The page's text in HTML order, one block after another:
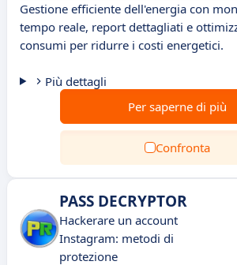
Gestione efficiente dell'energia con
tempo reale, report dettagliati e
consumi per ridurre i costi energetici.
Più dettagli
Per saperne di più
Confronta
PASS DECRYPTOR
Hackerare un account
Instagram: metodi di
protezione